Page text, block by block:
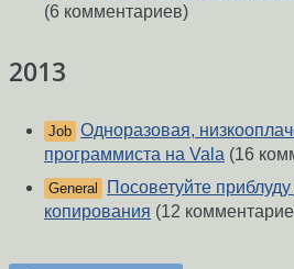
(6 комментариев)
2013
Job Одноразовая,
программиста на Vala (16
General
Посоветуйте
копирования (12